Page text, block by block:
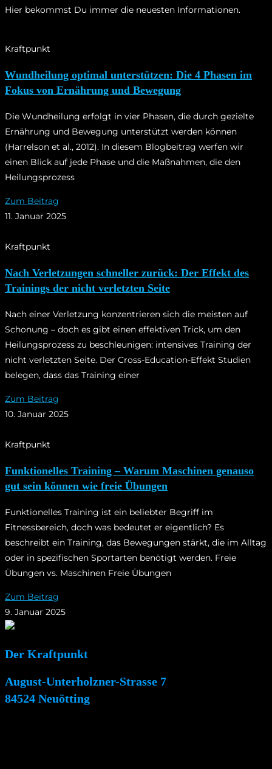
Hier bekommst Du immer die neuesten Informationen.
Kraftpunkt
Wundheilung optimal unterstützen: Die 4 Phasen im
Fokus von Ernährung und Bewegung
Die Wundheilung erfolgt in vier Phasen, die durch gezielte
Ernährung und Bewegung unterstützt werden können
(Harrelson et al., 2012). In diesem Blogbeitrag werfen wir
einen Blick auf jede Phase und die Maßnahmen, die den
Heilungsprozess
Zum Beitrag
11. Januar 2025
Kraftpunkt
Nach Verletzungen schneller zurück: Der Effekt des
Trainings der nicht verletzten Seite
Nach einer Verletzung konzentrieren sich die meisten auf
Schonung – doch es gibt einen effektiven Trick, um den
Heilungsprozess zu beschleunigen: intensives Training der
nicht verletzten Seite. Der Cross-Education-Effekt Studien
belegen, dass das Training einer
Zum Beitrag
10. Januar 2025
Kraftpunkt
Funktionelles Training – Warum Maschinen genauso
gut sein können wie freie Übungen
Funktionelles Training ist ein beliebter Begriff im
Fitnessbereich, doch was bedeutet er eigentlich? Es
beschreibt ein Training, das Bewegungen stärkt, die im Alltag
oder in spezifischen Sportarten benötigt werden. Freie
Übungen vs. Maschinen Freie Übungen
Zum Beitrag
9. Januar 2025
Der Kraftpunkt
August-Unterholzner-Strasse 7
84524 Neuötting